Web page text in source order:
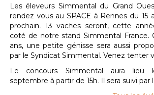
Les éleveurs Simmental du Grand
rendez vous au SPACE à Rennes du 15
prochain. 13 vaches seront, cette
coté de notre stand Simmental France.
ans, une petite génisse sera aussi
par le Syndicat Simmental. Venez tenter
Le concours Simmental aura lieu
septembre à partir de 15h. Il sera suivi par